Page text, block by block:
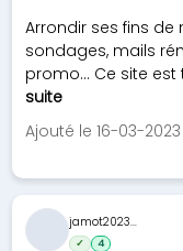
Arrondir ses fins de
sondages, mails
promo... Ce site
suite
Ajouté le 16-03-
jamot2023...
✓ 4